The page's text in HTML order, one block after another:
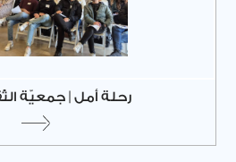
رحلة أمل | جمعيّة